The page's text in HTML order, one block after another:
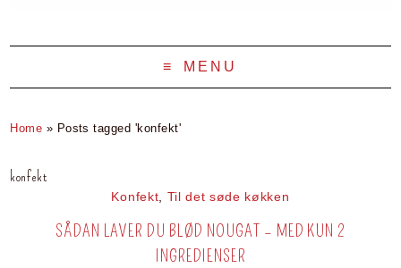
MENU
Home » Posts tagged 'konfekt'
konfekt
Konfekt, Til det søde køkken
SÅDAN LAVER DU BLØD NOUGAT – MED KUN 2
INGREDIENSER